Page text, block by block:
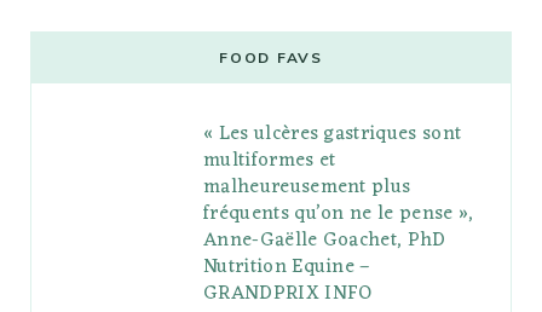
b
t
g
l
e
P
l
s
t
a
g
r
a
m
e
r
e
s
o
l
r
FOOD FAVS
« Les ulcères gastriques sont
multiformes et
malheureusement plus
fréquents qu’on ne le pense »,
Anne-Gaëlle Goachet, PhD
Nutrition Equine –
GRANDPRIX INFO